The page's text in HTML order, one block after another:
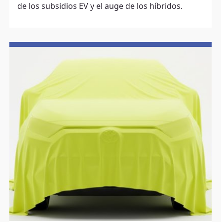
de los subsidios EV y el auge de los híbridos.